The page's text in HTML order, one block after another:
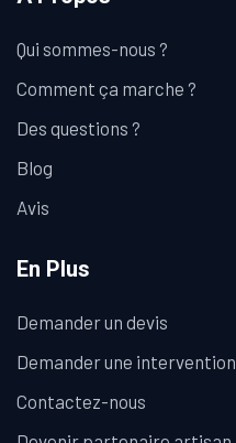
Qui sommes-nous ?
Comment ça marche ?
Des questions ?
Blog
Avis
En Plus
Demander un devis
Demander une intervention
Contactez-nous